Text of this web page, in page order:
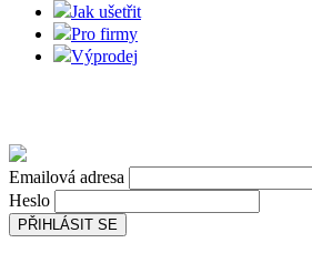
Jak ušetřit
Pro firmy
Výprodej
Emailová adresa
Heslo
PŘIHLÁSIT SE